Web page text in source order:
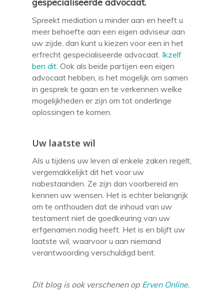
Spreekt mediation u minder aan en heeft u
meer behoefte aan een eigen adviseur aan
uw zijde, dan kunt u kiezen voor een in het
erfrecht gespecialiseerde advocaat. Ikzelf
ben dit. Ook als beide partijen een eigen
advocaat hebben, is het mogelijk om samen
in gesprek te gaan en te verkennen welke
mogelijkheden er zijn om tot onderlinge
oplossingen te komen.
Uw laatste wil
Als u tijdens uw leven al enkele zaken regelt,
vergemakkelijkt dit het voor uw
nabestaanden. Ze zijn dan voorbereid en
kennen uw wensen. Het is echter belangrijk
om te onthouden dat de inhoud van uw
testament niet de goedkeuring van uw
erfgenamen nodig heeft. Het is en blijft uw
laatste wil, waarvoor u aan niemand
verantwoording verschuldigd bent.
Dit blog is ook verschenen op Erven Online.